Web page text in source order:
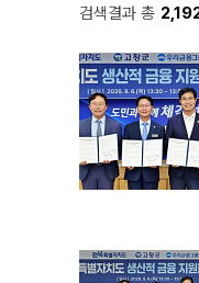
검색결과 총